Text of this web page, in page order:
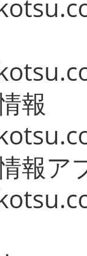
報
報ア